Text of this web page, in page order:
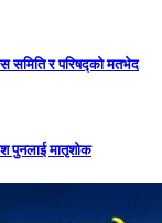
समिति र परिषद्को मतभेद
पुनलाई मातृशोक